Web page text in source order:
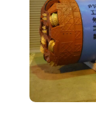
仙南・
布